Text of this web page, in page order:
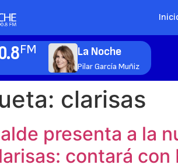
FM La Noche
Pilar García Muñiz
clarisas
presenta a la
contará